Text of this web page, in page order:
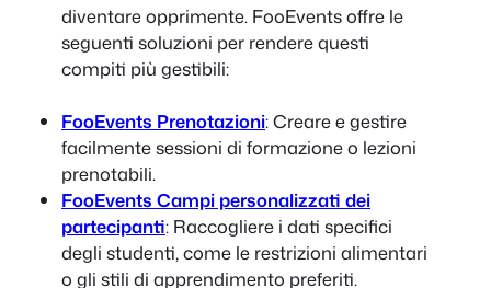
diventare opprimente. FooEvents offre le
seguenti soluzioni per rendere questi
compiti più gestibili:
FooEvents Prenotazioni: Creare e gestire
facilmente sessioni di formazione o lezioni
prenotabili.
FooEvents Campi personalizzati dei
partecipanti: Raccogliere i dati specifici
degli studenti, come le restrizioni alimentari
o gli stili di apprendimento preferiti.